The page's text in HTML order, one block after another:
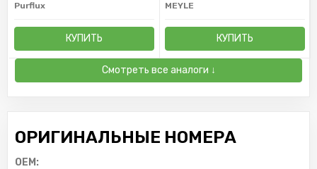
Purflux
КУПИТЬ
MEYLE
КУПИТЬ
Смотреть все аналоги ↓
ОРИГИНАЛЬНЫЕ НОМЕРА
OEM: